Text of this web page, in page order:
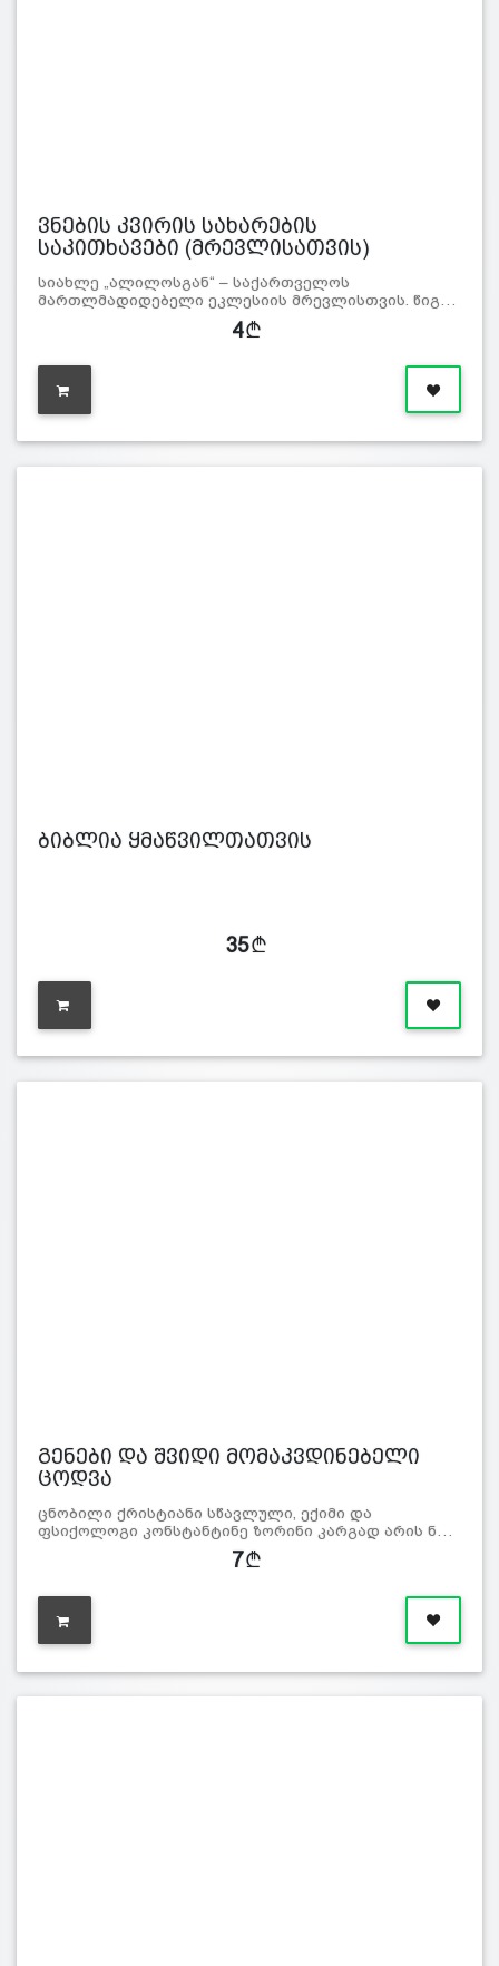
ვნების კვირის სახარების
საკითხავები (მრევლისათვის)
სიახლე „ალილოსგან“ – საქართველოს
მართლმადიდებელი ეკლესიის მრევლისთვის. წიგ…
4
ბიბლია ყმაწვილთათვის
35
გენები და შვიდი მომაკვდინებელი
ცოდვა
ცნობილი ქრისტიანი სწავლული, ექიმი და
ფსიქოლოგი კონსტანტინე ზორინი კარგად არის ნ…
7